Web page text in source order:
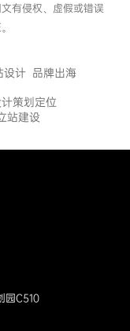
有侵权、虚假或错误
设计 品牌出海
策划定位
站建设
园C510